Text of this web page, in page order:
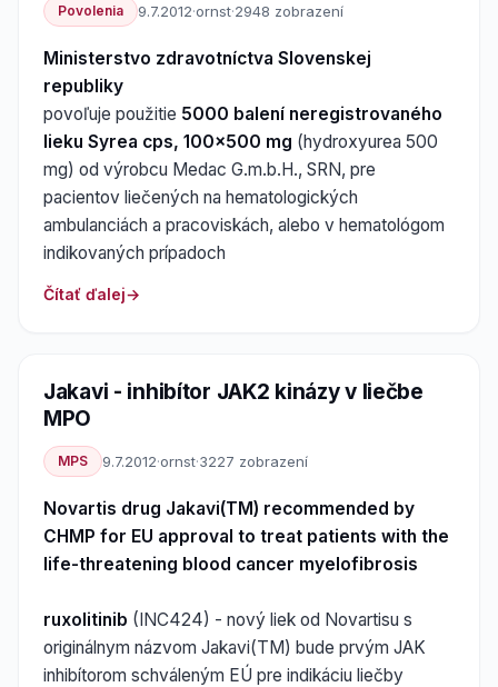
Povolenia 9.7.2012·ornst·2948 zobrazení
Ministerstvo zdravotníctva Slovenskej
republiky
povoľuje použitie 5000 balení neregistrovaného
lieku Syrea cps, 100x500 mg (hydroxyurea 500
mg) od výrobcu Medac G.m.b.H., SRN, pre
pacientov liečených na hematologických
ambulanciách a pracoviskách, alebo v hematológom
indikovaných prípadoch
Čítať ďalej
Jakavi - inhibítor JAK2 kinázy v liečbe
MPO
MPS 9.7.2012·ornst·3227 zobrazení
Novartis drug Jakavi(TM) recommended by
CHMP for EU approval to treat patients with the
life-threatening blood cancer myelofibrosis
ruxolitinib (INC424) - nový liek od Novartisu s
originálnym názvom Jakavi(TM) bude prvým JAK
inhibítorom schváleným EÚ pre indikáciu liečby